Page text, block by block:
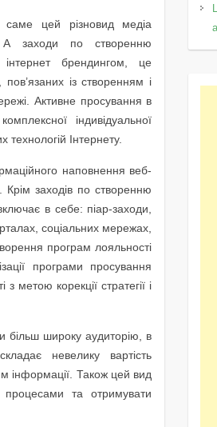
цей різновид медіа
А заходи по створенню
брендингом, це
із створенням і
Активне просування в
індивідуальної
технологій Інтернету.
наповнення веб-
Крім заходів по створенню
в себе: піар-заходи,
соціальних мережах,
програм лояльності
програми просування
метою корекції стратегії і
більш широку аудиторію, в
невелику вартість
інформації. Також цей вид
та отримувати